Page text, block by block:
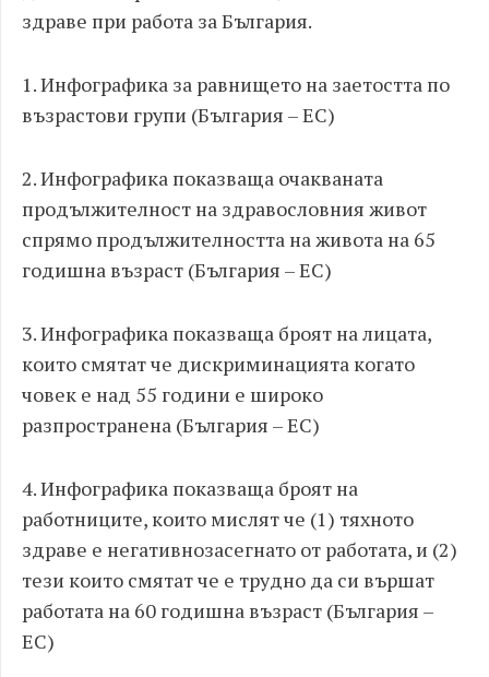
здраве при работа за България.
1. Инфографика за равнището на заетостта по
възрастови групи (България – ЕС)
2. Инфографика показваща очакваната
продължителност на здравословния живот
спрямо продължителността на живота на 65
годишна възраст (България – ЕС)
3. Инфографика показваща броят на лицата,
които смятат че дискриминацията когато
човек е над 55 години е широко
разпространена (България – ЕС)
4. Инфографика показваща броят на
работниците, които мислят че (1) тяхното
здраве е негативнозасегнато от работата, и (2)
тези които смятат че е трудно да си вършат
работата на 60 годишна възраст (България –
ЕС)